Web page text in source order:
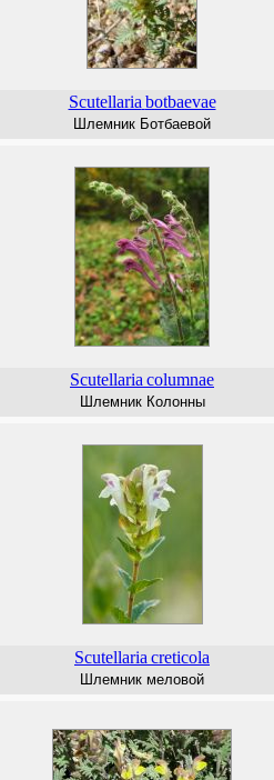
Scutellaria botbaevae
Шлемник Ботбаевой
Scutellaria columnae
Шлемник Колонны
Scutellaria creticola
Шлемник меловой